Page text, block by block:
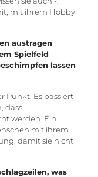
mit ihrem Hobby
austragen
Spielfeld
lassen
Punkt. Es passiert
dass
werden. Ein
mit ihrem
damit sie nicht
was